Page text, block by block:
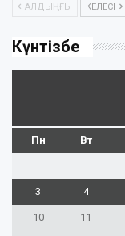
АЛДЫҢҒЫ КЕЛЕСІ
Күнтізбе
Пн Вт
3 4
10 11